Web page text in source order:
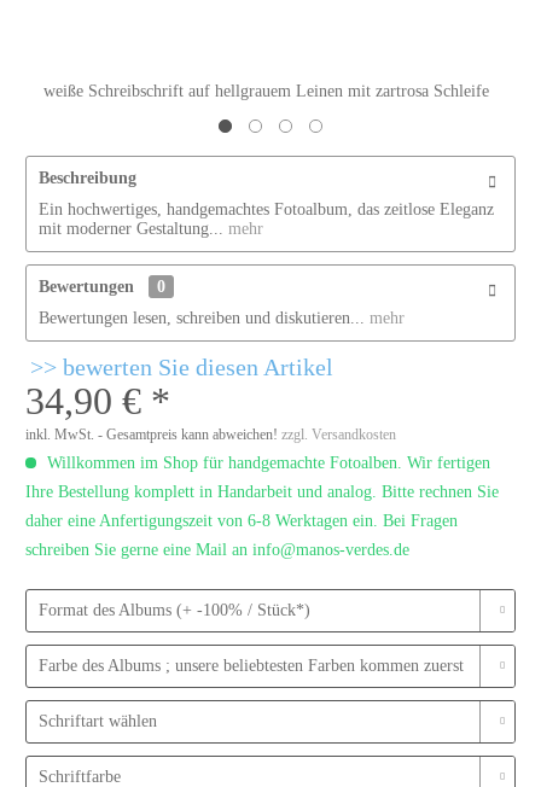
weiße Schreibschrift auf hellgrauem Leinen mit zartrosa Schleife
Beschreibung
Ein hochwertiges, handgemachtes Fotoalbum, das zeitlose Eleganz
mit moderner Gestaltung...
mehr
Bewertungen
0
Bewertungen lesen, schreiben und diskutieren...
mehr
bewerten Sie diesen Artikel
34,90 € *
inkl. MwSt. - Gesamtpreis kann abweichen!zzgl. Versandkosten
Willkommen im Shop für handgemachte Fotoalben. Wir fertigen
Ihre Bestellung komplett in Handarbeit und analog. Bitte rechnen Sie
daher eine Anfertigungszeit von 6-8 Werktagen ein. Bei Fragen
schreiben Sie gerne eine Mail an info@manos-verdes.de
Format des Albums (+ -100% / Stück*)
Farbe des Albums ; unsere beliebtesten Farben kommen zuerst
Schriftart wählen
Schriftfarbe